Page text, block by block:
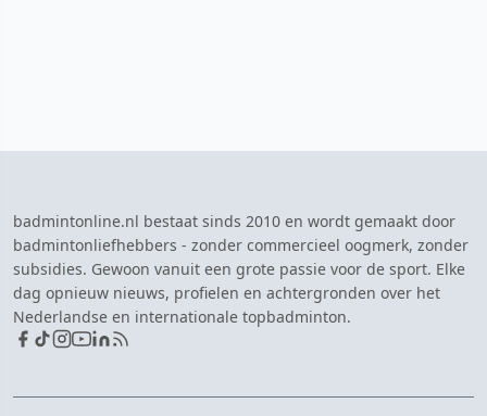
badmintonline.nl bestaat sinds 2010 en wordt gemaakt door
badmintonliefhebbers - zonder commercieel oogmerk, zonder
subsidies. Gewoon vanuit een grote passie voor de sport. Elke
dag opnieuw nieuws, profielen en achtergronden over het
Nederlandse en internationale topbadminton.